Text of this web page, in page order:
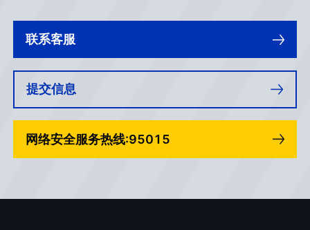
联系客服
提交信息
网络安全服务热线:95015